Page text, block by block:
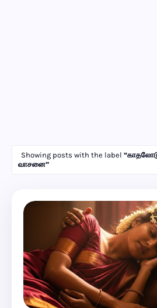
Showing posts with the label
வாசனை